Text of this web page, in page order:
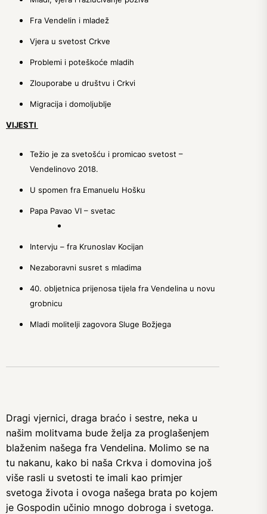
Fra Vendelin i mladež
Vjera u svetost Crkve
Problemi i poteškoće mladih
Zlouporabe u društvu i Crkvi
Migracija i domoljublje
VIJESTI
Težio je za svetošću i promicao svetost –
Vendelinovo 2018.
U spomen fra Emanuelu Hošku
Papa Pavao VI – svetac
Intervju – fra Krunoslav Kocijan
Nezaboravni susret s mladima
40. obljetnica prijenosa tijela fra Vendelina u novu
grobnicu
Mladi molitelji zagovora Sluge Božjega
Dragi vjernici, draga braćo i sestre, neka u
našim molitvama bude želja za proglašenjem
blaženim našega fra Vendelina. Molimo se na
tu nakanu, kako bi naša Crkva i domovina još
više rasli u svetosti te imali kao primjer
svetoga života i ovoga našega brata po kojem
je Gospodin učinio mnogo dobroga i svetoga.